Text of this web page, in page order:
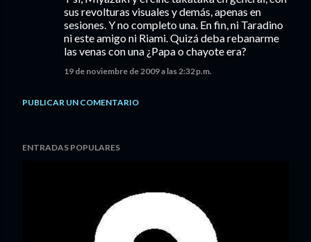
sus revolturas visuales y demás, apenas en
sesiones. Y no completo una. En fin, ni Taradino
ni este amigo ni Riami. Quizá deba rebanarme
las venas con una ¿Papa o chayote era?
19 de noviembre de 2009 a las 2:32 p.m.
PUBLICAR UN COMENTARIO
ENTRADAS POPULARES